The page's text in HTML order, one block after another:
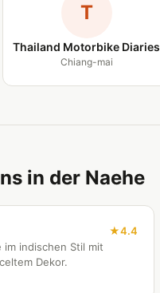
T
Thailand Motorbike Diaries
Chiang-mai
in der Naehe
4.4
im indischen Stil mit
Dekor.